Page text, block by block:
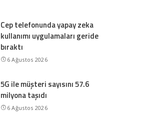
Cep telefonunda yapay zeka
kullanımı uygulamaları geride
bıraktı
6 Ağustos 2026
5G ile müşteri sayısını 57.6
milyona taşıdı
6 Ağustos 2026